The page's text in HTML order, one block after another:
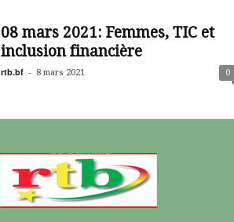
08 mars 2021: Femmes, TIC et
inclusion financière
rtb.bf - 8 mars 2021 0